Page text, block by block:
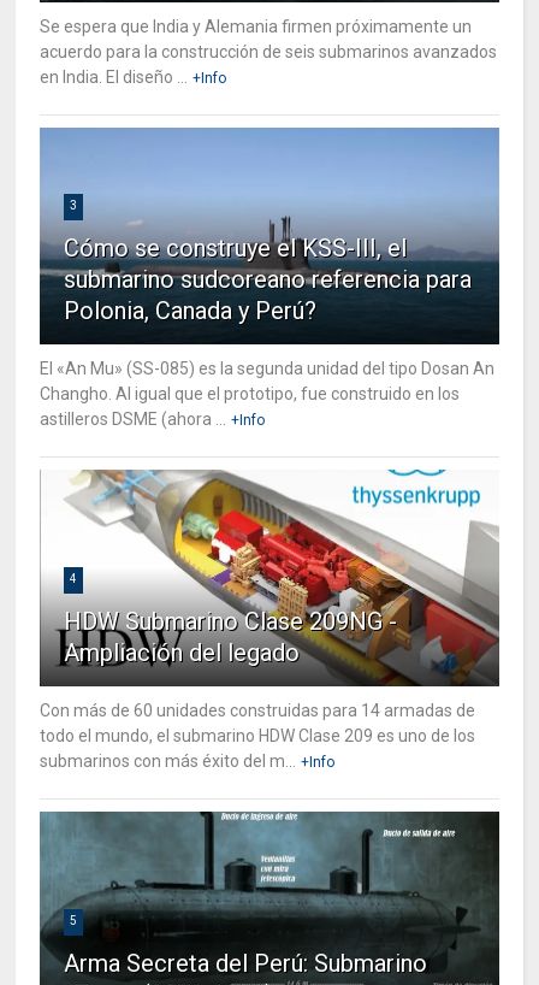
Se espera que India y Alemania firmen próximamente un
acuerdo para la construcción de seis submarinos avanzados
en India. El diseño ...
+Info
3
Cómo se construye el KSS-III, el
submarino sudcoreano referencia para
Polonia, Canada y Perú?
El «An Mu» (SS-085) es la segunda unidad del tipo Dosan An
Changho. Al igual que el prototipo, fue construido en los
astilleros DSME (ahora ...
+Info
4
HDW Submarino Clase 209NG -
Ampliación del legado
Con más de 60 unidades construidas para 14 armadas de
todo el mundo, el submarino HDW Clase 209 es uno de los
submarinos con más éxito del m...
+Info
5
Arma Secreta del Perú: Submarino